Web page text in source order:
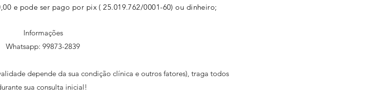
e pode ser pago por pix ( 25.019.762/0001-60) ou dinheiro;
Informações
Whatsapp: 99873-2839
depende da sua condição clínica e outros fatores), traga todos
sua consulta inicial!